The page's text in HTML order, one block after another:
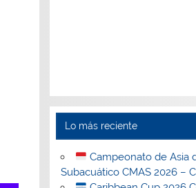
Lo más reciente
Campeonato de Asia
Subacuático CMAS 2026 –